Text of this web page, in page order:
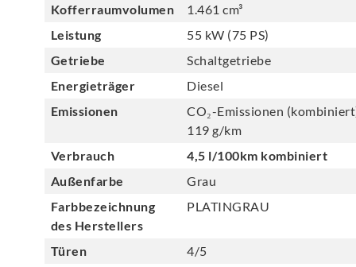
Kofferraumvolumen
1.461 cm³
Leistung
55 kW (75 PS)
Getriebe
Schaltgetriebe
Energieträger
Diesel
Emissionen
CO₂-Emissionen
119 g/km
Verbrauch
4,5 l/100km kombiniert
Außenfarbe
Grau
Farbbezeichnung
des Herstellers
PLATINGRAU
Türen
4/5